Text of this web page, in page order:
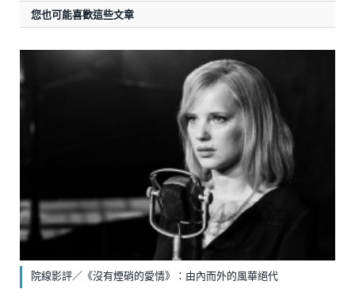
您也可能喜歡這些文章
院線影評／《沒有煙硝的愛情》：由內而外的風華絕代